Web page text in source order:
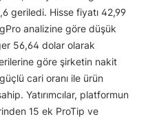
geriledi. Hisse fiyatı 42,99
analizine göre düşük
56,64 dolar olarak
göre şirketin nakit
cari oranı ile ürün
Yatırımcılar, platformun
15 ek ProTip ve